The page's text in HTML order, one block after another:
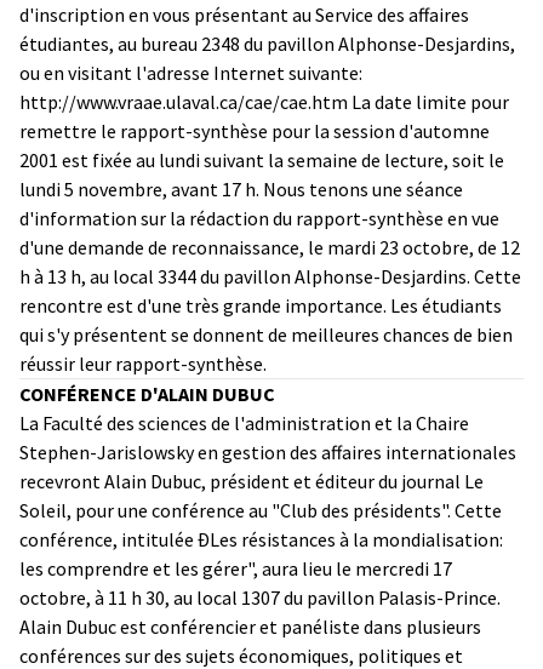
d'inscription en vous présentant au Service des affaires
étudiantes, au bureau 2348 du pavillon Alphonse-Desjardins,
ou en visitant l'adresse Internet suivante:
http://www.vraae.ulaval.ca/cae/cae.htm La date limite pour
remettre le rapport-synthèse pour la session d'automne
2001 est fixée au lundi suivant la semaine de lecture, soit le
lundi 5 novembre, avant 17 h. Nous tenons une séance
d'information sur la rédaction du rapport-synthèse en vue
d'une demande de reconnaissance, le mardi 23 octobre, de 12
h à 13 h, au local 3344 du pavillon Alphonse-Desjardins. Cette
rencontre est d'une très grande importance. Les étudiants
qui s'y présentent se donnent de meilleures chances de bien
réussir leur rapport-synthèse.
CONFÉRENCE D'ALAIN DUBUC
La Faculté des sciences de l'administration et la Chaire
Stephen-Jarislowsky en gestion des affaires internationales
recevront Alain Dubuc, président et éditeur du journal Le
Soleil, pour une conférence au "Club des présidents". Cette
conférence, intitulée ÐLes résistances à la mondialisation:
les comprendre et les gérer", aura lieu le mercredi 17
octobre, à 11 h 30, au local 1307 du pavillon Palasis-Prince.
Alain Dubuc est conférencier et panéliste dans plusieurs
conférences sur des sujets économiques, politiques et